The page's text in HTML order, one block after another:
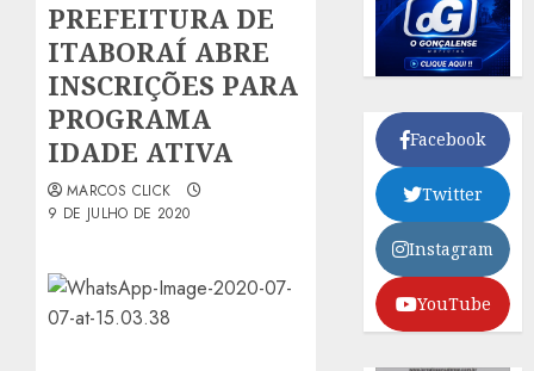
PREFEITURA DE
ITABORAÍ ABRE
INSCRIÇÕES PARA
PROGRAMA
IDADE ATIVA
MARCOS CLICK
9 DE JULHO DE 2020
Facebook
Twitter
Instagram
YouTube